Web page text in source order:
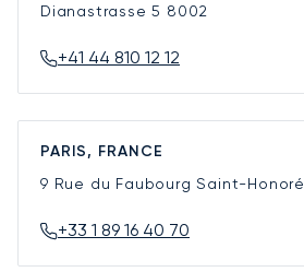
Dianastrasse 5 8002
+41 44 810 12 12
PARIS, FRANCE
9 Rue du Faubourg Saint-Honoré
+33 1 89 16 40 70